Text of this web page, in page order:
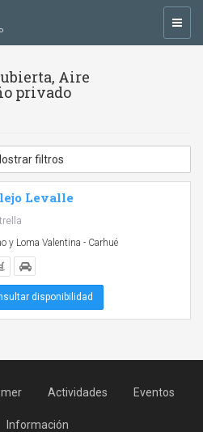
Aire
privado
filtros
Levalle
y Loma Valentina - Carhué
disponibilidad
Actividades Eventos
Información